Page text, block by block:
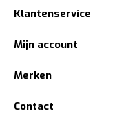
Klantenservice
Mijn account
Merken
Contact